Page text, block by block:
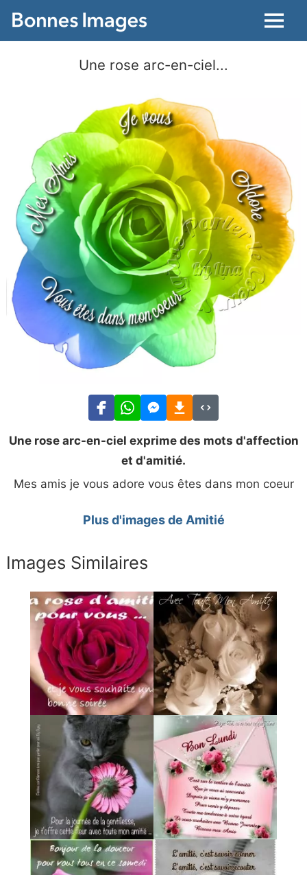
Menu
Une rose arc-en-ciel...
Une rose arc-en-ciel exprime des mots d'affection
et d'amitié.
Mes amis je vous adore vous êtes dans mon coeur
Plus d'images de Amitié
Images Similaires